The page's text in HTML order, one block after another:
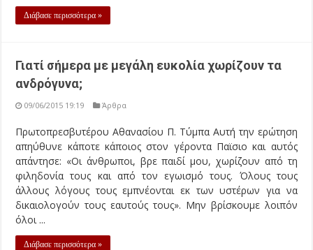
Διάβασε περισσότερα »
Γιατί σήμερα με μεγάλη ευκολία χωρίζουν τα
ανδρόγυνα;
09/06/2015 19:19 Άρθρα
Πρωτοπρεσβυτέρου Αθανασίου Π. Τύμπα Αυτή την ερώτηση
απηύθυνε κάποτε κάποιος στον γέροντα Παϊσιο και αυτός
απάντησε: «Οι άνθρωποι, βρε παιδί μου, χωρίζουν από τη
φιληδονία τους και από τον εγωισμό τους. Όλους τους
άλλους λόγους τους εμπνέονται εκ των υστέρων για να
δικαιολογούν τους εαυτούς τους». Μην βρίσκουμε λοιπόν
όλοι ...
Διάβασε περισσότερα »